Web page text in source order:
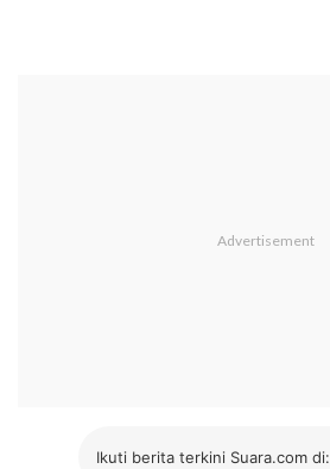
Ikuti berita terkini Suara.com di: